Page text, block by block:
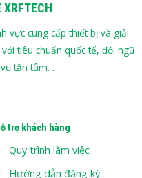
XRFTECH
vực cung cấp thiết bị và giải
tiêu chuẩn quốc tế, đội ngũ
tận tâm. .
trợ khách hàng
Quy trình làm việc
Hướng dẫn đăng ký